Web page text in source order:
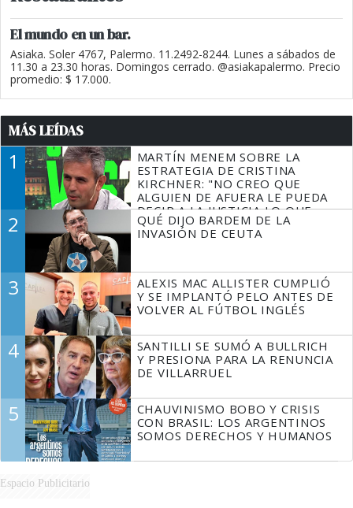
El mundo en un bar.
Asiaka. Soler 4767, Palermo. 11.2492-8244. Lunes a sábados de
11.30 a 23.30 horas. Domingos cerrado. @asiakapalermo. Precio
promedio: $ 17.000.
MÁS LEÍDAS
1
MARTÍN MENEM SOBRE LA
ESTRATEGIA DE CRISTINA
KIRCHNER: "NO CREO QUE
ALGUIEN DE AFUERA LE PUEDA
DECIR A LA JUSTICIA LO QUE
TIENE QUE HACER"
2
QUÉ DIJO BARDEM DE LA
INVASIÓN DE CEUTA
3
ALEXIS MAC ALLISTER CUMPLIÓ
Y SE IMPLANTÓ PELO ANTES DE
VOLVER AL FÚTBOL INGLÉS
4
SANTILLI SE SUMÓ A BULLRICH
Y PRESIONA PARA LA RENUNCIA
DE VILLARRUEL
5
CHAUVINISMO BOBO Y CRISIS
CON BRASIL: LOS ARGENTINOS
SOMOS DERECHOS Y HUMANOS
Espacio Publicitario